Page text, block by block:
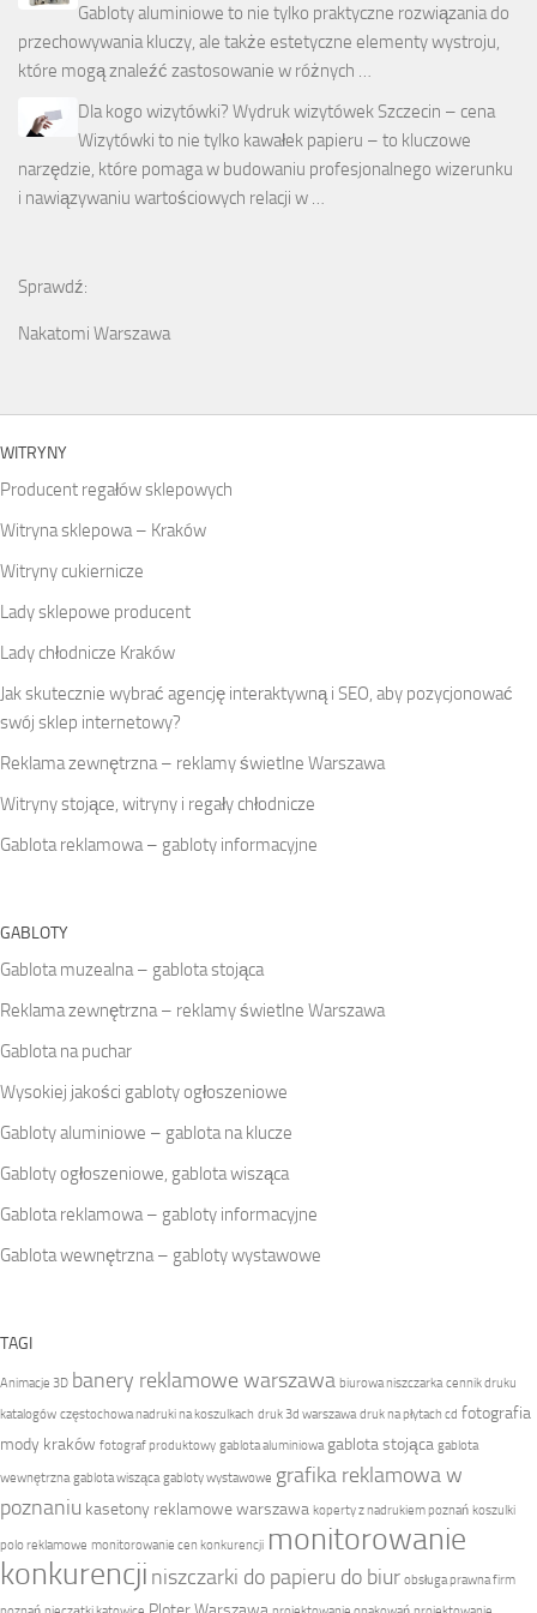
Gabloty aluminiowe to nie tylko praktyczne rozwiązania do
przechowywania kluczy, ale także estetyczne elementy wystroju,
które mogą znaleźć zastosowanie w różnych …
Dla kogo wizytówki? Wydruk wizytówek Szczecin – cena
Wizytówki to nie tylko kawałek papieru – to kluczowe
narzędzie, które pomaga w budowaniu profesjonalnego wizerunku
i nawiązywaniu wartościowych relacji w …
Sprawdź:
Nakatomi Warszawa
WITRYNY
Producent regałów sklepowych
Witryna sklepowa – Kraków
Witryny cukiernicze
Lady sklepowe producent
Lady chłodnicze Kraków
Jak skutecznie wybrać agencję interaktywną i SEO, aby pozycjonować
swój sklep internetowy?
Reklama zewnętrzna – reklamy świetlne Warszawa
Witryny stojące, witryny i regały chłodnicze
Gablota reklamowa – gabloty informacyjne
GABLOTY
Gablota muzealna – gablota stojąca
Reklama zewnętrzna – reklamy świetlne Warszawa
Gablota na puchar
Wysokiej jakości gabloty ogłoszeniowe
Gabloty aluminiowe – gablota na klucze
Gabloty ogłoszeniowe, gablota wisząca
Gablota reklamowa – gabloty informacyjne
Gablota wewnętrzna – gabloty wystawowe
TAGI
Animacje 3D banery reklamowe warszawa biurowa niszczarka cennik druku
katalogów częstochowa nadruki na koszulkach druk 3d warszawa druk na płytach cd fotografia
mody kraków fotograf produktowy gablota aluminiowa gablota stojąca gablota
wewnętrzna gablota wisząca gabloty wystawowe grafika reklamowa w
poznaniu kasetony reklamowe warszawa koperty z nadrukiem poznań koszulki
polo reklamowe monitorowanie cen konkurencji monitorowanie
konkurencji niszczarki do papieru do biur obsługa prawna firm